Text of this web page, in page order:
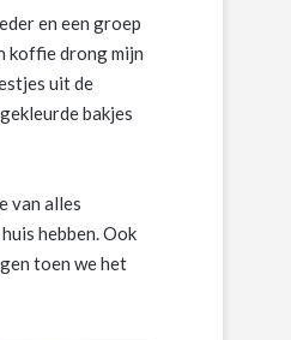
en een groep
koffie drong mijn
uit de
bakjes
van alles
hebben. Ook
toen we het